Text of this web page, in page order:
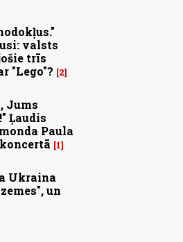
valsts
trīs
"Lego"?
2
Jums
Ļaudis
Paula
1
Ukraina
un